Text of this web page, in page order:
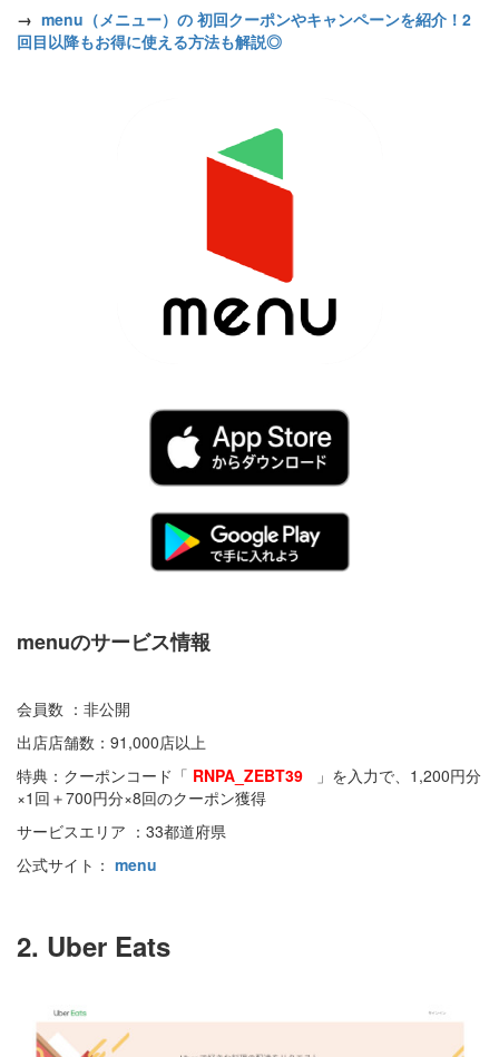
→ menu（メニュー）の 初回クーポンやキャンペーンを紹介！2
回目以降もお得に使える方法も解説◎
menuのサービス情報
会員数 ：非公開
出店店舗数：91,000店以上
特典：クーポンコード「 RNPA_ZEBT39
」を入力で、1,200円分
×1回＋700円分×8回のクーポン獲得
サービスエリア ：33都道府県
公式サイト： menu
2. Uber Eats